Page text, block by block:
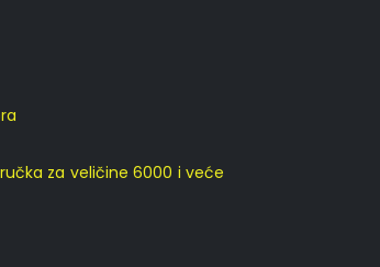
za veličine 6000 i veće